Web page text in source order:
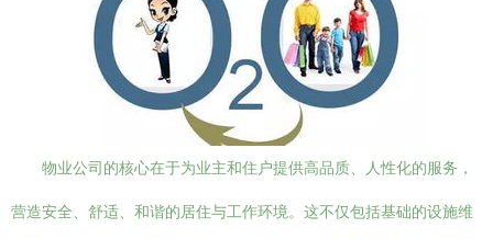
物业公司的核心在于为业主和住户提供高品质、人性化的服务，
营造安全、舒适、和谐的居住与工作环境。这不仅包括基础的设施维